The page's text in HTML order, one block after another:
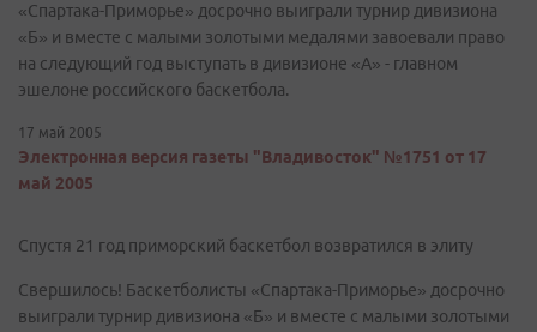
«Спартака-Приморье» досрочно выиграли турнир дивизиона
«Б» и вместе с малыми золотыми медалями завоевали право
на следующий год выступать в дивизионе «А» - главном
эшелоне российского баскетбола.
17 май 2005
Электронная версия газеты "Владивосток" №1751 от 17
май 2005
Спустя 21 год приморский баскетбол возвратился в элиту
Свершилось! Баскетболисты «Спартака-Приморье» досрочно
выиграли турнир дивизиона «Б» и вместе с малыми золотыми